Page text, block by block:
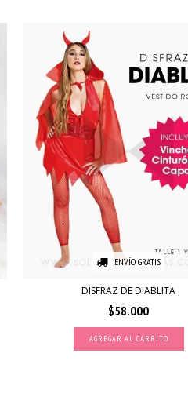
ENVÍO GRATIS
DISFRAZ DE DIABLITA
$58.000
AGREGAR AL CARRITO